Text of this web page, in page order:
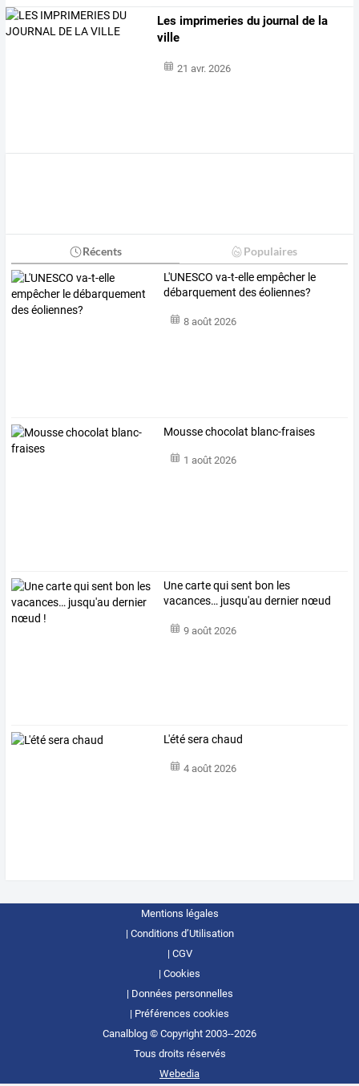
Les imprimeries du journal de la
ville
21 avr. 2026
Récents Populaires
L'UNESCO va-t-elle empêcher le
débarquement des éoliennes?
8 août 2026
Mousse chocolat blanc-fraises
1 août 2026
Une carte qui sent bon les
vacances… jusqu'au dernier nœud
9 août 2026
L'été sera chaud
4 août 2026
Mentions légales
Conditions d’Utilisation
CGV
Cookies
Données personnelles
Préférences cookies
Canalblog © Copyright 2003--2026
Tous droits réservés
Webedia